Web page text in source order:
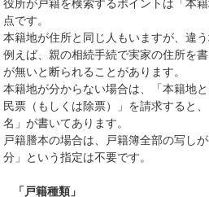
役所が戸籍を検索するポイントは「本
点です。
本籍地が住所と同じ人もいますが、違
例えば、親の相続手続で実家の住所を
が無いと断られることがあります。
本籍地が分からない場合は、「本籍地
民票（もしくは除票）」を請求すると
名」が書いてあります。
戸籍謄本の場合は、戸籍簿全部の写し
分」という指定は不要です。
「戸籍種類」